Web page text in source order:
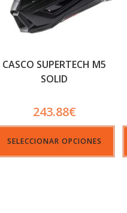
CASCO SUPERTECH M5
SOLID
243.88€
SELECCIONAR OPCIONES